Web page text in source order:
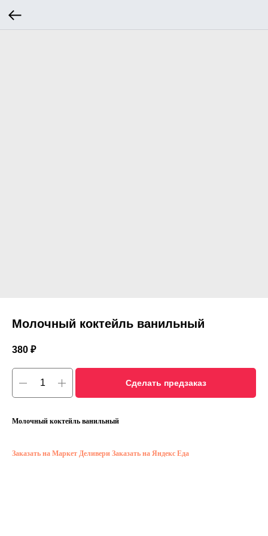
Молочный коктейль ванильный
380 ₽
Сделать предзаказ
Молочный коктейль ванильный
Заказать на Маркет Деливери Заказать на Яндекс Еда